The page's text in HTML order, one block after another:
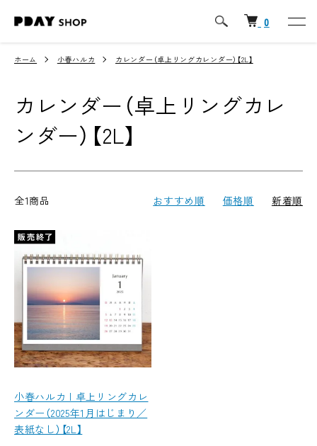
0
ホーム 小春ハルカ カレンダー（卓上リングカレンダー）【2L】
カレンダー（卓上リングカレ
ンダー）【2L】
全1商品 おすすめ順 価格順 新着順
小春ハルカ | 卓上リングカレ
ンダー（2025年1月はじまり／
表紙なし）【2L】